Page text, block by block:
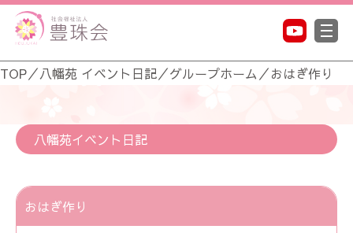
TOP／八幡苑 イベント日記／グループホーム ／おはぎ作り
八幡苑イベント日記
おはぎ作り